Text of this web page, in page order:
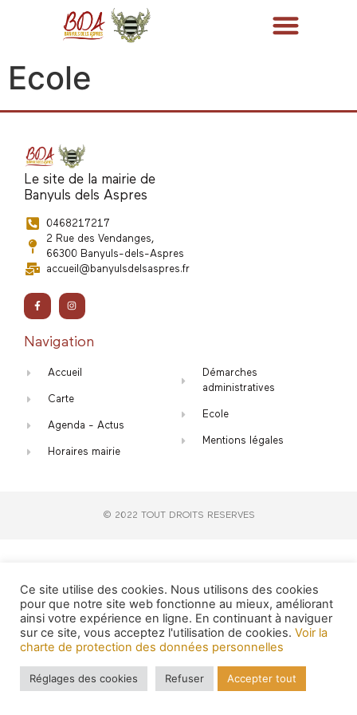
Ecole
Le site de la mairie de
Banyuls dels Aspres
0468217217
2 Rue des Vendanges,
66300 Banyuls-dels-Aspres
accueil@banyulsdelsaspres.fr
Navigation
Accueil
Carte
Agenda - Actus
Horaires mairie
Démarches
administratives
Ecole
Mentions légales
© 2022 TOUT DROITS RESERVES
Ce site utilise des cookies. Nous utilisons des cookies
pour que notre site web fonctionne au mieux, améliorant
ainsi votre expérience en ligne. En continuant à naviguer
sur ce site, vous acceptez l'utilisation de cookies. Voir la
charte de protection des données personnelles
Réglages des cookies Refuser Accepter tout